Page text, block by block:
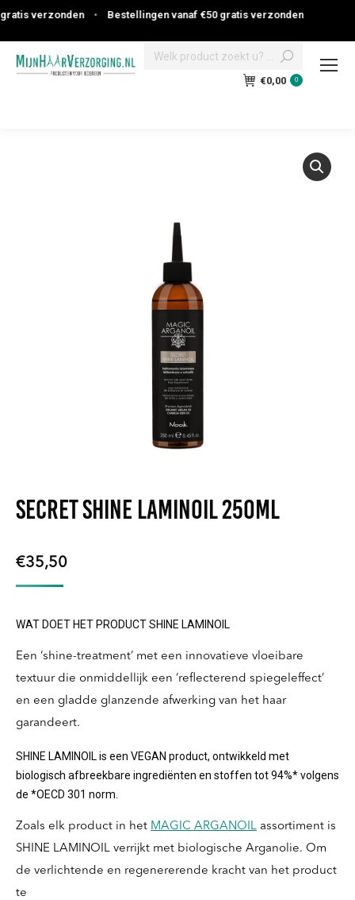
verzonden • Bestellingen vanaf €50 gratis verzonden
Search:
€0,00 0
SECRET SHINE LAMINOIL 250ml
€35,50
WAT DOET HET PRODUCT SHINE LAMINOIL
Een ‘shine-treatment’ met een innovatieve vloeibare
textuur die onmiddellijk een ‘reflecterend spiegeleffect’
en een gladde glanzende afwerking van het haar
garandeert.
SHINE LAMINOIL is een VEGAN product, ontwikkeld met
biologisch afbreekbare ingrediënten en stoffen tot 94%* volgens
de *OECD 301 norm.
Zoals elk product in het MAGIC ARGANOIL assortiment is
SHINE LAMINOIL verrijkt met biologische Arganolie. Om
de verlichtende en regenererende kracht van het product
te